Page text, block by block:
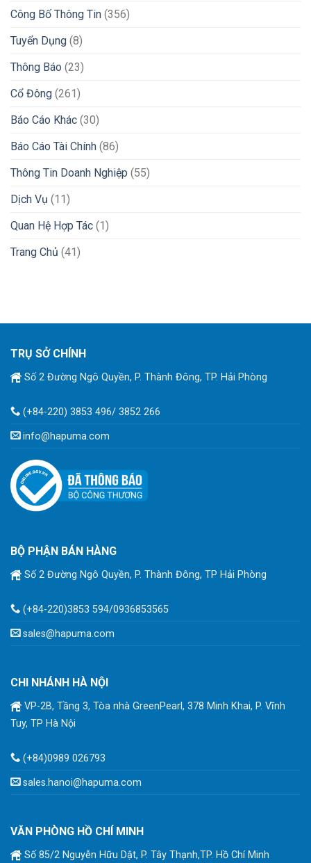
Công Bố Thông Tin (356)
Tuyển Dụng (8)
Thông Báo (23)
Cổ Đông (261)
Báo Cáo Khác (30)
Báo Cáo Tài Chính (86)
Thông Tin Doanh Nghiệp (55)
Dịch Vụ (11)
Quan Hệ Hợp Tác (1)
Trang Chủ (41)
TRỤ SỞ CHÍNH
Số 2 Đường Ngô Quyền, P. Thành Đông, TP. Hải Phòng
(+84-220) 3853 496/ 3852 266
info@hapuma.com
BỘ PHẬN BÁN HÀNG
Số 2 Đường Ngô Quyền, P. Thành Đông, TP Hải Phòng
(+84-220)3853 594/0936853565
sales@hapuma.com
CHI NHÁNH HÀ NỘI
VP-2B, Tầng 3, Tòa nhà GreenPearl, 378 Minh Khai, P. Vĩnh
Tuy, TP Hà Nội
(+84)0989 026793
sales.hanoi@hapuma.com
VĂN PHÒNG HỒ CHÍ MINH
Số 85/2 Nguyễn Hữu Dật, P. Tây Thạnh,TP. Hồ Chí Minh